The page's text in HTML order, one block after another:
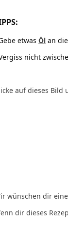
etwas Öl an
nicht
auf dieses Bild
wünschen dir
dir dieses